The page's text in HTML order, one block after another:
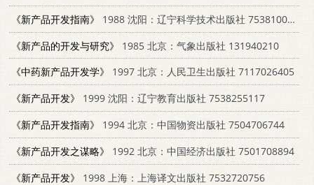
《新产品开发指南》
1988 沈阳：辽宁科学技术出版社 7538100830
《新产品的开发与研究》
1985 北京：气象出版社 131940210
《中药新产品开发学》
1997 北京：人民卫生出版社 7117026405
《新产品开发》
1999 沈阳：辽宁教育出版社 7538255117
《新产品开发指南》
1994 北京：中国物资出版社 7504706744
《新产品开发之谋略》
1992 北京：中国经济出版社 7501708894
《新产品开发》
1998 上海：上海译文出版社 7532720756